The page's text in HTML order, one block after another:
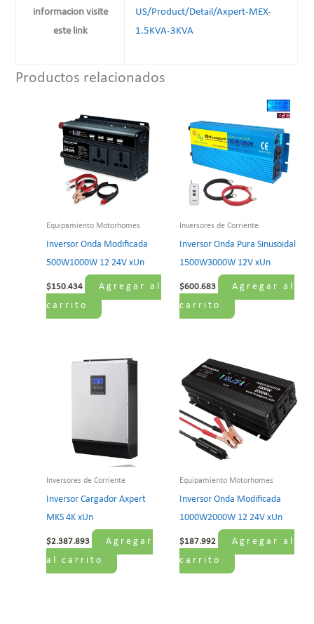
informacion visite
este link
US/Product/Detail/Axpert-MEX-
1.5KVA-3KVA
Productos relacionados
Equipamiento Motorhomes
Inversor Onda Modificada
500W1000W 12 24V xUn
$150.434
Agregar al
carrito
Inversores de Corriente
Inversor Onda Pura Sinusoidal
1500W3000W 12V xUn
$600.683
Agregar al
carrito
Inversores de Corriente
Inversor Cargador Axpert
MKS 4K xUn
$2.387.893
Agregar
al carrito
Equipamiento Motorhomes
Inversor Onda Modificada
1000W2000W 12 24V xUn
$187.992
Agregar al
carrito